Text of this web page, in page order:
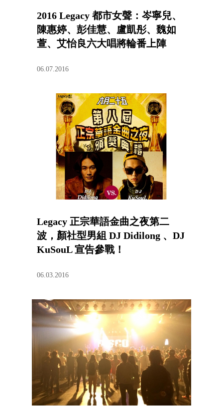
2016 Legacy 都市女聲：岑寧兒、
陳惠婷、彭佳慧、盧凱彤、魏如
萱、艾怡良六大唱將輪番上陣
06.07.2016
Legacy 正宗華語金曲之夜第二
波，顏社型男組 DJ Didilong 、DJ
KuSouL 宣告參戰！
06.03.2016